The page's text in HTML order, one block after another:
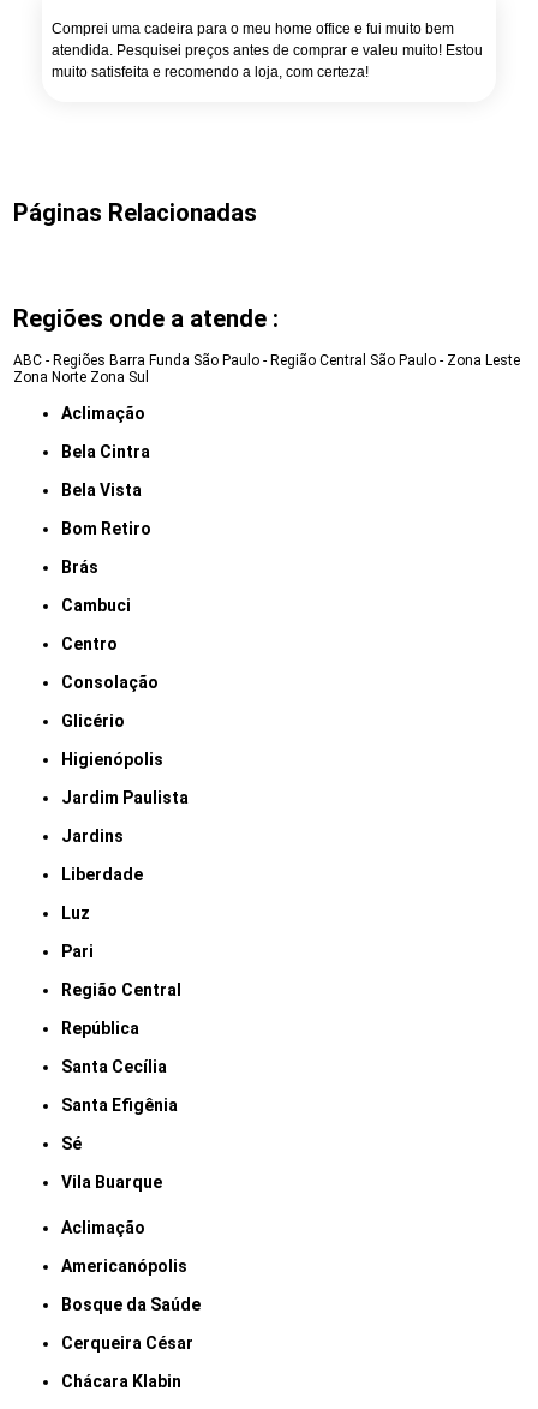
Comprei uma cadeira para o meu home office e fui muito bem
atendida. Pesquisei preços antes de comprar e valeu muito! Estou
muito satisfeita e recomendo a loja, com certeza!
Páginas Relacionadas
Regiões onde a atende :
ABC - Regiões Barra Funda São Paulo - Região Central São Paulo - Zona Leste
Zona Norte Zona Sul
Aclimação
Bela Cintra
Bela Vista
Bom Retiro
Brás
Cambuci
Centro
Consolação
Glicério
Higienópolis
Jardim Paulista
Jardins
Liberdade
Luz
Pari
Região Central
República
Santa Cecília
Santa Efigênia
Sé
Vila Buarque
Aclimação
Americanópolis
Bosque da Saúde
Cerqueira César
Chácara Klabin